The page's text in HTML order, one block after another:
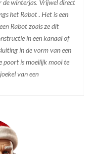
de winterjas. Vrijwel direct
het Rabot . Het is een
Rabot zoals ze dit
in een kanaal of
in de vorm van een
poort is moeilijk mooi te
van een